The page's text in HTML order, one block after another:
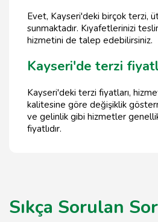
Evet, Kayseri'deki birçok terzi,
sunmaktadır. Kıyafetlerinizi
hizmetini de talep edebilirsiniz.
Kayseri'de terzi
Kayseri'deki terzi fiyatları,
kalitesine göre değişiklik
ve gelinlik gibi hizmetler
fiyatlıdır.
Sıkça Sorulan